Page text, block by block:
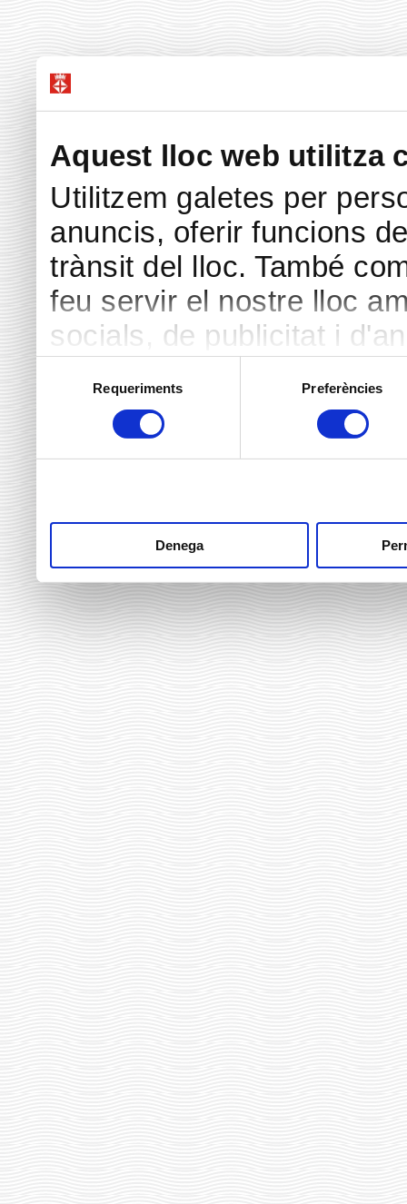
Aquest lloc web utilitza
Utilitzem galetes per
anuncis, oferir funcions
trànsit del lloc. També
feu servir el nostre lloc
socials, de publicitat i
hàgiu proporcionat o
heu fet dels seus serveis.
consentiment
Requeriments Preferències
Denega